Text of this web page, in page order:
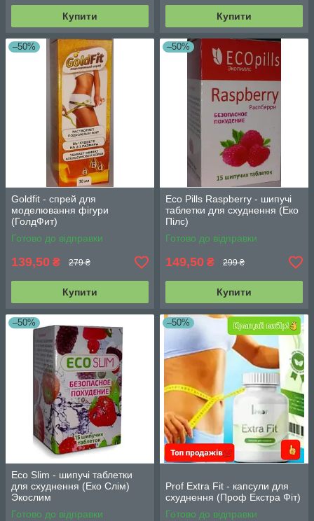
Купити Купити
–50%
Goldfit - спрей для
моделювання фігури
(ГолдФит)
Готово до відправки
139,50 ₴ 279 ₴
Купити
–50%
Eco Pills Raspberry - шипучі
таблетки для схуднення (Еко
Пілс)
Готово до відправки
149,50 ₴ 299 ₴
Купити
–50%
Eco Slim - шипучі таблетки
для схуднення (Еко Слім)
Экослим
Готово до відправки
–50%
Prof Extra Fit - капсули для
схуднення (Проф Екстра Фіт)
Готово до відправки